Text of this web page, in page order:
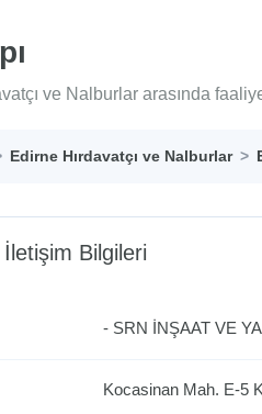
ve Nalburlar arasında
Edirne Hırdavatçı ve Nalburlar
İletişim Bilgileri
- SRN İNŞAAT VE
Kocasinan Mah. E-5